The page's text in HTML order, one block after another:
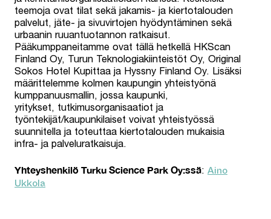
teemoja ovat tilat sekä jakamis- ja kiertotalouden
palvelut, jäte- ja sivuvirtojen hyödyntäminen sekä
urbaanin ruuantuotannon ratkaisut.
Pääkumppaneitamme ovat tällä hetkellä HKScan
Finland Oy, Turun Teknologiakiinteistöt Oy, Original
Sokos Hotel Kupittaa ja Hyssny Finland Oy. Lisäksi
määrittelemme kolmen kaupungin yhteistyönä
kumppanuusmallin, jossa kaupunki,
yritykset, tutkimusorganisaatiot ja
työntekijät/kaupunkilaiset voivat yhteistyössä
suunnitella ja toteuttaa kiertotalouden mukaisia
infra- ja palveluratkaisuja.
Yhteyshenkilö Turku Science Park Oy:ssä: Aino
Ukkola